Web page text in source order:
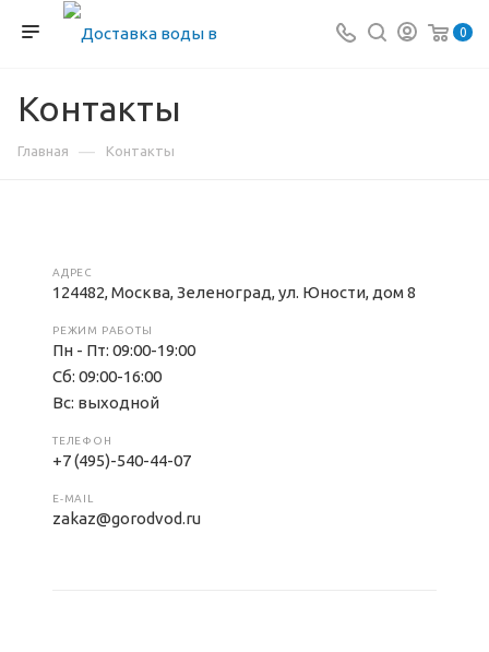
0
Контакты
Главная — Контакты
АДРЕС
124482, Москва, Зеленоград, ул. Юности, дом 8
РЕЖИМ РАБОТЫ
Пн - Пт: 09:00-19:00
Сб: 09:00-16:00
Вс: выходной
ТЕЛЕФОН
+7 (495)-540-44-07
E-MAIL
zakaz@gorodvod.ru